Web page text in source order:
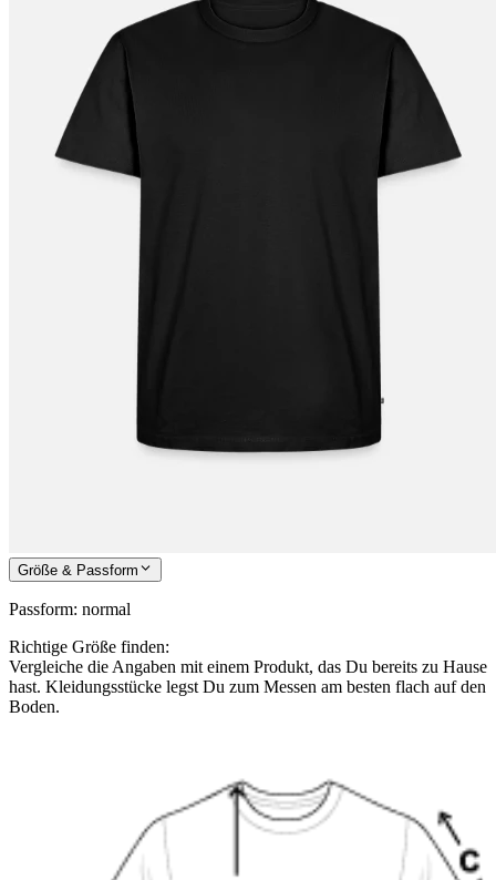
Größe & Passform
Passform: normal
Richtige Größe finden:
Vergleiche die Angaben mit einem Produkt, das Du bereits zu Hause
hast. Kleidungsstücke legst Du zum Messen am besten flach auf den
Boden.